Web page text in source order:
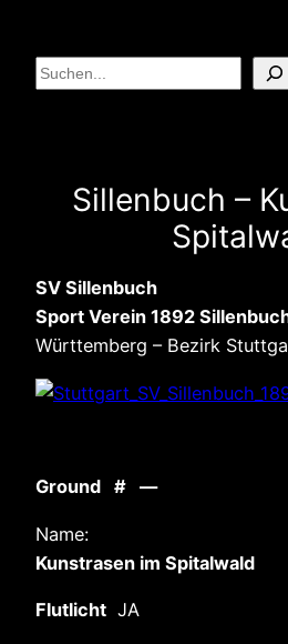
Inhalt
springen
Suchen
Sillenbuch –
SV Sillenbuch
Sport Verein 1892
Württemberg – Bezirk
Ground # —
Name:
Kunstrasen im Spitalwald
Flutlicht JA